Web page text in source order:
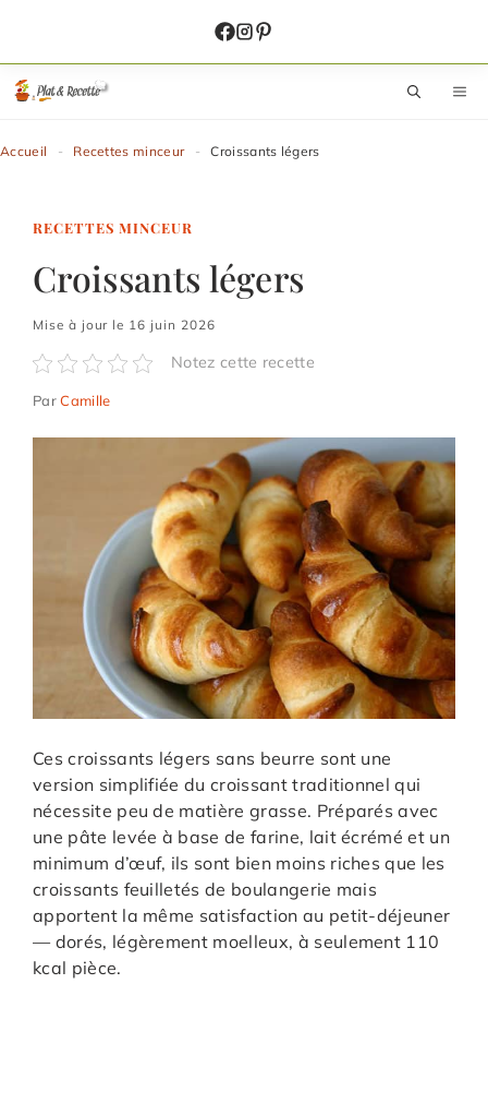
contenu
Accueil - Recettes minceur - Croissants légers
RECETTES MINCEUR
Croissants légers
Mise à jour le 16 juin 2026
Notez cette recette
ParCamille
Ces croissants légers sans beurre sont une
version simplifiée du croissant traditionnel qui
nécessite peu de matière grasse. Préparés avec
une pâte levée à base de farine, lait écrémé et un
minimum d’œuf, ils sont bien moins riches que les
croissants feuilletés de boulangerie mais
apportent la même satisfaction au petit-déjeuner
— dorés, légèrement moelleux, à seulement 110
kcal pièce.